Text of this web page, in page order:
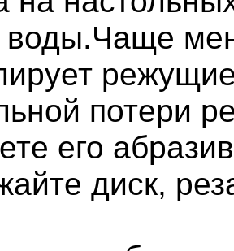
воды.Чаще
потери
его
диск,